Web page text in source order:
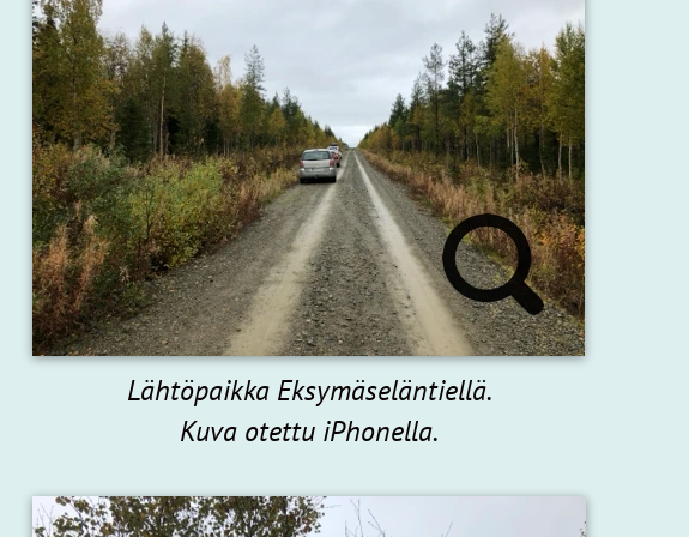
Lähtöpaikka Eksymäseläntiellä.
Kuva otettu iPhonella.